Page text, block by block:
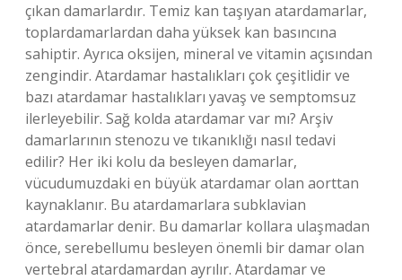
çıkan damarlardır. Temiz kan taşıyan atardamarlar,
toplardamarlardan daha yüksek kan basıncına
sahiptir. Ayrıca oksijen, mineral ve vitamin açısından
zengindir. Atardamar hastalıkları çok çeşitlidir ve
bazı atardamar hastalıkları yavaş ve semptomsuz
ilerleyebilir. Sağ kolda atardamar var mı? Arşiv
damarlarının stenozu ve tıkanıklığı nasıl tedavi
edilir? Her iki kolu da besleyen damarlar,
vücudumuzdaki en büyük atardamar olan aorttan
kaynaklanır. Bu atardamarlara subklavian
atardamarlar denir. Bu damarlar kollara ulaşmadan
önce, serebellumu besleyen önemli bir damar olan
vertebral atardamardan ayrılır. Atardamar ve